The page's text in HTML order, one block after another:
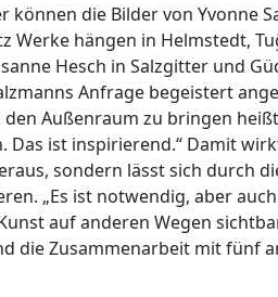
können die Bilder von Yvonne
Werke hängen in Helmstedt,
Hesch in Salzgitter und
Anfrage begeistert
Außenraum zu bringen
Das ist inspirierend.“ Damit
sondern lässt sich durch
„Es ist notwendig, aber
auf anderen Wegen
die Zusammenarbeit mit fünf